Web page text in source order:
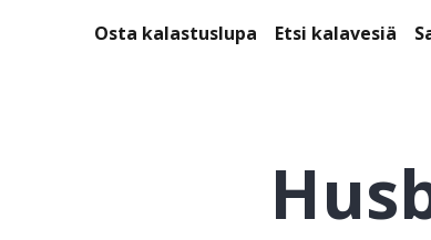
Osta kalastuslupa Etsi kalavesiä